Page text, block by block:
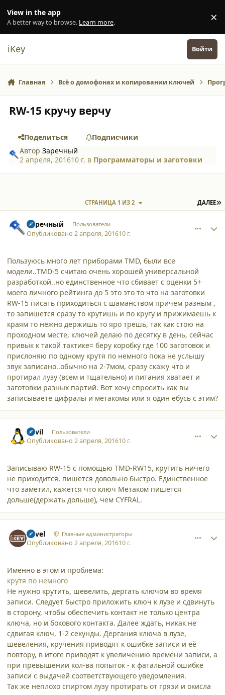
View in the app
A better way to browse. Learn more. ×
iKey Войти
Главная Всё о домофонах и копировании ключей
RW-15 кручу верчу
Поделиться
Подписчики
АвторЗаречный
2 апреля, 201610 г. в Программаторы и заготовки
ДАЛЕЕ
СТРАНИЦА 1 ИЗ 2
Заречный Пользователи
Опубликовано2 апреля, 201610 г.
Пользуюсь много лет приборами TMD, были все
модели..TMD-5 считаю очень хорошей универсальной
разработкой..но единственное что сбивает с оценки 5+
моего личного рейтинга до 5 это это то что на заготовки
RW-15 писать приходиться с шаманством причем разным ,
то запишется сразу то крутишь и по кругу и прижимаешь к
краям то нежно держишь то яро трешь, так как стою на
проходном месте, ключей делаю по десятку в день, сейчас
привык к такой тактике= беру коробку где 100 заготовок и
прислоняю по одному крутя по немного пока не услышу
звук записано..обычно на 2-7мом, сразу скажу что и
протирал лузу (всем и тщательно) и питания хватает и
заготовки разных партий. Вот хочу спросить как вы
записываете цифралы и метакомы или я один ебусь с этим?
nevil Пользователи
Опубликовано2 апреля, 201610 г.
Записываю RW-15 с помощью TMD-RW15, крутить ничего
не приходится, пишется довольно быстро. Единственное
что заметил, кажется что ключ Метаком пишется
дольше(держать дольше), чем CYFRAL.
Pavel Главные администраторы
Опубликовано2 апреля, 201610 г.
Именно в этом и проблема:
крутя по немного
Не нужно крутить, шевелить, дергать ключом во время
записи. Следует быстро приложить ключ к лузе и сдвинуть
в сторону, чтобы обеспечить контакт не только центра
ключа, но и бокового контакта. Далее ждать, никак не
сдвигая ключ, 1-2 секунды. Дёргания ключа в лузе,
шевеления, кручения приводят к ошибке записи и её
повтору, в итоге приводят к увеличению времени записи, а
при превышении кол-ва попыток - к фатальной ошибке
записи с выдачей соответствующего уведомления.
Так же неплохо спиртом лузу протирать от грязи и окисла